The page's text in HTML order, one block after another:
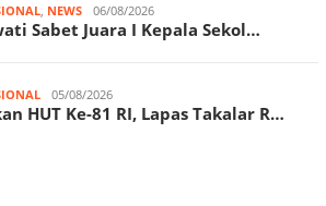
NEWS 06/08/2026
Sabet Juara I Kepala Sekol…
05/08/2026
HUT Ke-81 RI, Lapas Takalar R…